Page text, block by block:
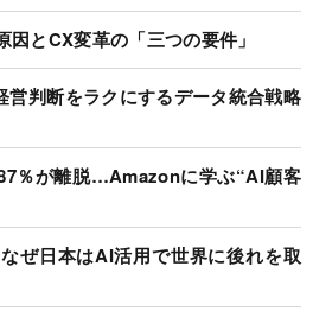
とCX変革の「三つの要件」
営判断をラクにするデータ統合戦略
％が離脱…Amazonに学ぶ“AI顧客
ぜ日本はAI活用で世界に後れを取